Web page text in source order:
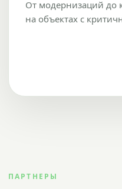
От модернизаций до
на объектах с
ПАРТНЕРЫ